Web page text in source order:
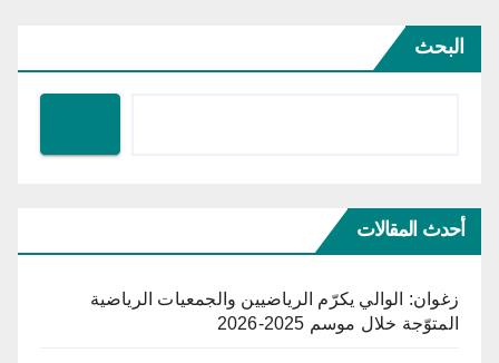
البحث
أحدث المقالات
زغوان: الوالي يكرّم الرياضيين والجمعيات الرياضية
المتوّجة خلال موسم 2025-2026